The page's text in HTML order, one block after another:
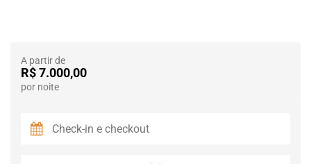
A partir de
R$ 7.000,00
por noite